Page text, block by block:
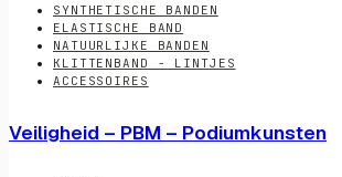
SYNTHETISCHE BANDEN
ELASTISCHE BAND
NATUURLIJKE BANDEN
KLITTENBAND - LINTJES
ACCESSOIRES
Veiligheid – PBM – Podiumkunsten